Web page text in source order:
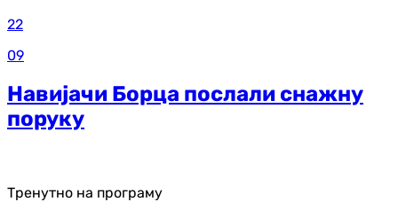
22
09
Навијачи Борца послали снажну
поруку
Тренутно на програму